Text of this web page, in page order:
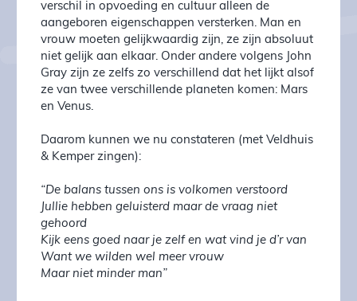
verschil in opvoeding en cultuur alleen de
aangeboren eigenschappen versterken. Man en
vrouw moeten gelijkwaardig zijn, ze zijn absoluut
niet gelijk aan elkaar. Onder andere volgens John
Gray zijn ze zelfs zo verschillend dat het lijkt alsof
ze van twee verschillende planeten komen: Mars
en Venus.
Daarom kunnen we nu constateren (met Veldhuis
& Kemper zingen):
“De balans tussen ons is volkomen verstoord
Jullie hebben geluisterd maar de vraag niet
gehoord
Kijk eens goed naar je zelf en wat vind je d’r van
Want we wilden wel meer vrouw
Maar niet minder man”